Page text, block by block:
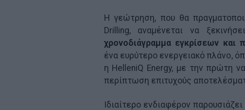
Η γεώτρηση, που θα
Drilling, αναμένεται να
χρονοδιάγραμμα εγκρίσεων και
ένα ευρύτερο ενεργειακό πλάνο,
η HelleniQ Energy, με την πρώτη
περίπτωση επιτυχούς
Ιδιαίτερο ενδιαφέρον